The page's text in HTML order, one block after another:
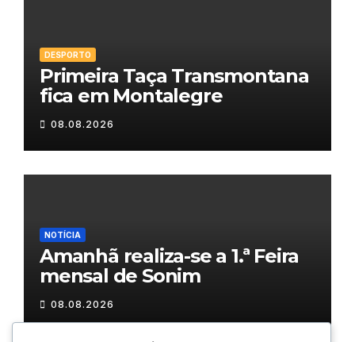
DESPORTO
Primeira Taça Transmontana
fica em Montalegre
08.08.2026
NOTÍCIA
Amanhã realiza-se a 1.ª Feira
mensal de Sonim
08.08.2026